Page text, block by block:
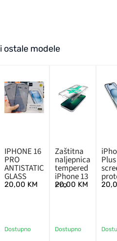
ostale modele
IPHONE 16
PRO
ANTISTATIC
GLASS
20,00 KM
Dostupno
Zaštitna
naljepnica
tempered
iPhone 13
Pro
20,00 KM
Dostupno